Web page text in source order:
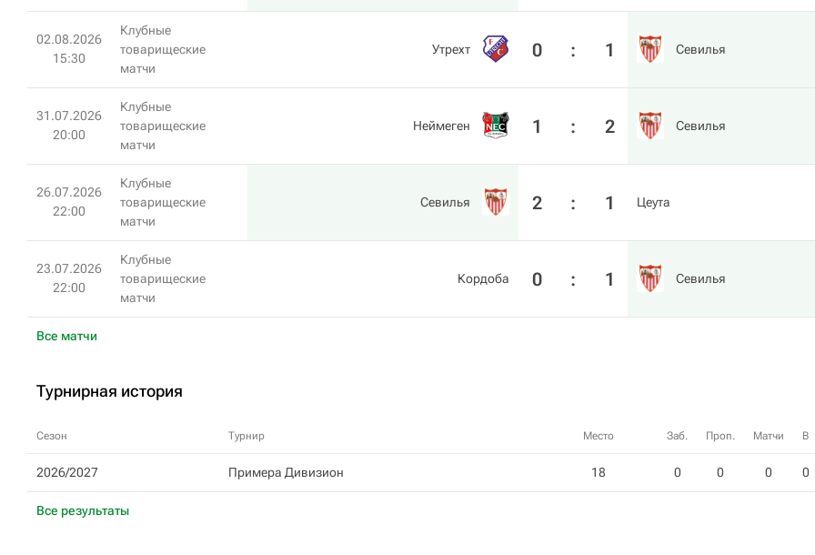
Все матчи
02.08.2026
15:30
Клубные
товарищеские
матчи
Утрехт 0 : 1 Севилья
31.07.2026
20:00
Клубные
товарищеские
матчи
Неймеген 1 : 2 Севилья
26.07.2026
22:00
Клубные
товарищеские
матчи
Севилья 2 : 1 Цеута
23.07.2026
22:00
Клубные
товарищеские
матчи
Кордоба 0 : 1 Севилья
Турнирная история
Сезон Турнир Место Заб. Проп. Матчи В
2026/2027 Примера Дивизион 18 0 0 0 0
Все результаты